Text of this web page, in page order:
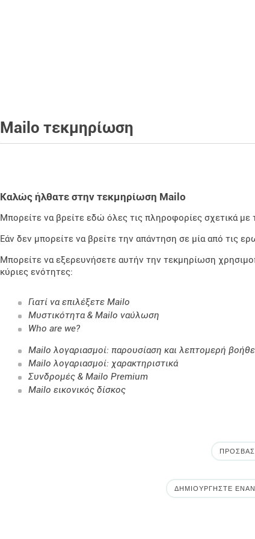
Mailo τεκμηρίωση
Καλώς ήλθατε στην τεκμηρίωση Mailo
Μπορείτε να βρείτε εδώ όλες τις πληροφορίες σχετικά με
Εάν δεν μπορείτε να βρείτε την απάντηση σε μία από τις
Μπορείτε να εξερευνήσετε αυτήν την τεκμηρίωση
κύριες ενότητες:
Γιατί να επιλέξετε Mailo
Μυστικότητα & Mailo ναύλωση
Who are we?
Mailo λογαριασμοί: παρουσίαση και λεπτομερή
Mailo λογαριασμοί: χαρακτηριστικά
Συνδρομές & Mailo Premium
Mailo εικονικός δίσκος
ΔΗΜΙΟΥΡΓΉΣΤΕ ΈΝΑΝ